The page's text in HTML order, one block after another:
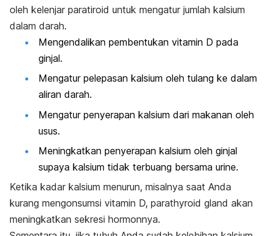
oleh kelenjar paratiroid untuk mengatur jumlah kalsium
dalam darah.
Mengendalikan pembentukan vitamin D pada
ginjal.
Mengatur pelepasan kalsium oleh tulang ke dalam
aliran darah.
Mengatur penyerapan kalsium dari makanan oleh
usus.
Meningkatkan penyerapan kalsium oleh ginjal
supaya kalsium tidak terbuang bersama urine.
Ketika kadar kalsium menurun, misalnya saat Anda
kurang mengonsumsi vitamin D, parathyroid gland akan
meningkatkan sekresi hormonnya.